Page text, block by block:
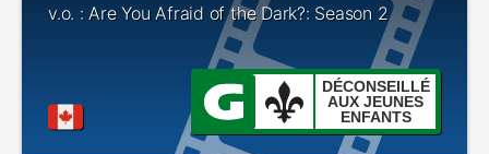
v.o. : Are You Afraid of the Dark?: Season 2
DÉCONSEILLÉ
AUX JEUNES
ENFANTS